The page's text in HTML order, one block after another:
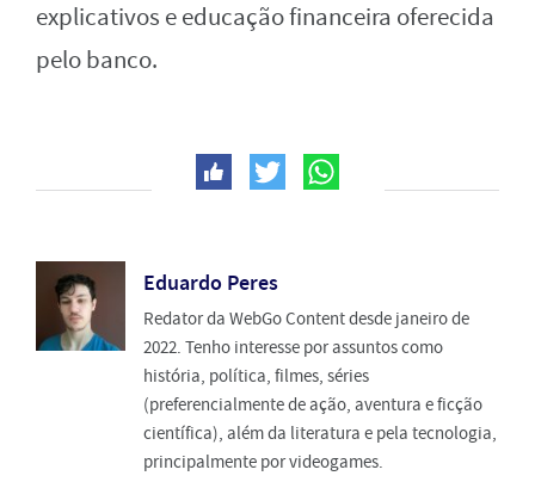
explicativos e educação financeira oferecida
pelo banco.
Eduardo Peres
Redator da WebGo Content desde janeiro de
2022. Tenho interesse por assuntos como
história, política, filmes, séries
(preferencialmente de ação, aventura e ficção
científica), além da literatura e pela tecnologia,
principalmente por videogames.